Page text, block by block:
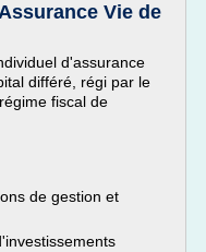
Vie de
d'assurance
différé, régi par le
fiscal de
de gestion et